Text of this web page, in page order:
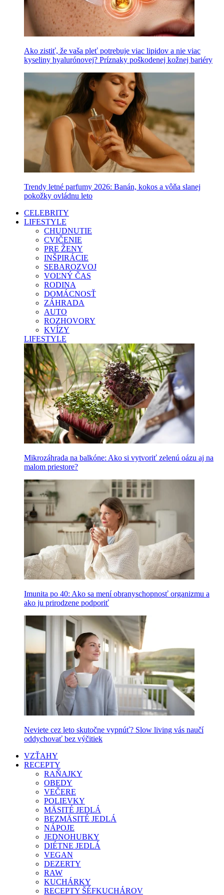
Ako zistiť, že vaša pleť potrebuje viac lipidov a nie viac
kyseliny hyalurónovej? Príznaky poškodenej kožnej bariéry
Trendy letné parfumy 2026: Banán, kokos a vôňa slanej
pokožky ovládnu leto
CELEBRITY
LIFESTYLE
CHUDNUTIE
CVIČENIE
PRE ŽENY
INŠPIRÁCIE
SEBAROZVOJ
VOĽNÝ ČAS
RODINA
DOMÁCNOSŤ
ZÁHRADA
AUTO
ROZHOVORY
KVÍZY
LIFESTYLE
Mikrozáhrada na balkóne: Ako si vytvoriť zelenú oázu aj na
malom priestore?
Imunita po 40: Ako sa mení obranyschopnosť organizmu a
ako ju prirodzene podporiť
Neviete cez leto skutočne vypnúť? Slow living vás naučí
oddychovať bez výčitiek
VZŤAHY
RECEPTY
RAŇAJKY
OBEDY
VEČERE
POLIEVKY
MÄSITÉ JEDLÁ
BEZMÄSITÉ JEDLÁ
NÁPOJE
JEDNOHUBKY
DIÉTNE JEDLÁ
VEGAN
DEZERTY
RAW
KUCHÁRKY
RECEPTY ŠÉFKUCHÁROV